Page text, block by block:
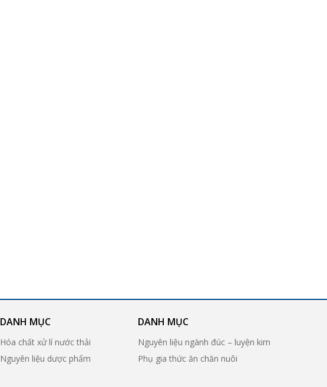
DANH MỤC
Hóa chất xử lí nước thải
Nguyên liệu dược phẩm
DANH MỤC
Nguyên liệu ngành đúc – luyện kim
Phụ gia thức ăn chăn nuôi